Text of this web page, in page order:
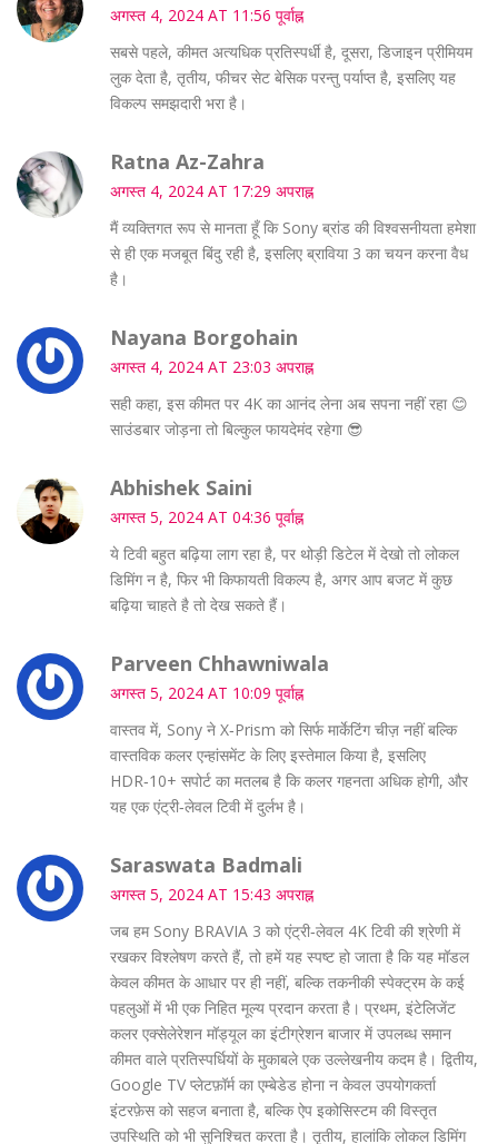
अगस्त 4, 2024 AT 11:56 पूर्वाह्न
सबसे पहले, कीमत अत्यधिक प्रतिस्पर्धी है, दूसरा, डिजाइन प्रीमियम
लुक देता है, तृतीय, फीचर सेट बेसिक परन्तु पर्याप्त है, इसलिए यह
विकल्प समझदारी भरा है।
Ratna Az-Zahra
अगस्त 4, 2024 AT 17:29 अपराह्न
मैं व्यक्तिगत रूप से मानता हूँ कि Sony ब्रांड की विश्वसनीयता हमेशा
से ही एक मजबूत बिंदु रही है, इसलिए ब्राविया 3 का चयन करना वैध
है।
Nayana Borgohain
अगस्त 4, 2024 AT 23:03 अपराह्न
सही कहा, इस कीमत पर 4K का आनंद लेना अब सपना नहीं रहा 😊
साउंडबार जोड़ना तो बिल्कुल फायदेमंद रहेगा 😎
Abhishek Saini
अगस्त 5, 2024 AT 04:36 पूर्वाह्न
ये टिवी बहुत बढ़िया लाग रहा है, पर थोड़ी डिटेल में देखो तो लोकल
डिमिंग न है, फिर भी किफायती विकल्प है, अगर आप बजट में कुछ
बढ़िया चाहते है तो देख सकते हैं।
Parveen Chhawniwala
अगस्त 5, 2024 AT 10:09 पूर्वाह्न
वास्तव में, Sony ने X‑Prism को सिर्फ मार्केटिंग चीज़ नहीं बल्कि
वास्तविक कलर एन्हांसमेंट के लिए इस्तेमाल किया है, इसलिए
HDR‑10+ सपोर्ट का मतलब है कि कलर गहनता अधिक होगी, और
यह एक एंट्री‑लेवल टिवी में दुर्लभ है।
Saraswata Badmali
अगस्त 5, 2024 AT 15:43 अपराह्न
जब हम Sony BRAVIA 3 को एंट्री‑लेवल 4K टिवी की श्रेणी में
रखकर विश्लेषण करते हैं, तो हमें यह स्पष्ट हो जाता है कि यह मॉडल
केवल कीमत के आधार पर ही नहीं, बल्कि तकनीकी स्पेक्ट्रम के कई
पहलुओं में भी एक निहित मूल्य प्रदान करता है। प्रथम, इंटेलिजेंट
कलर एक्सेलेरेशन मॉड्यूल का इंटीग्रेशन बाजार में उपलब्ध समान
कीमत वाले प्रतिस्पर्धियों के मुकाबले एक उल्लेखनीय कदम है। द्वितीय,
Google TV प्लेटफ़ॉर्म का एम्बेडेड होना न केवल उपयोगकर्ता
इंटरफ़ेस को सहज बनाता है, बल्कि ऐप इकोसिस्टम की विस्तृत
उपस्थिति को भी सुनिश्चित करता है। तृतीय, हालांकि लोकल डिमिंग